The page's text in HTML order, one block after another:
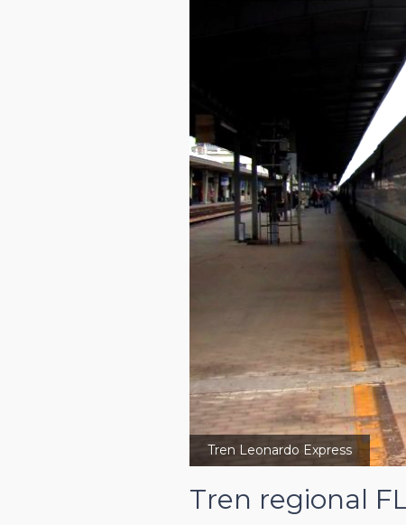
Tren Leonardo Express
Tren regional